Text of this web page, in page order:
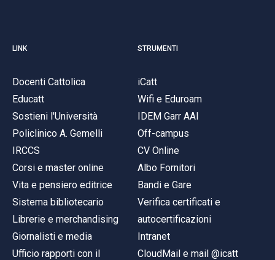
LINK
Docenti Cattolica
Educatt
Sostieni l'Università
Policlinico A. Gemelli
IRCCS
Corsi e master online
Vita e pensiero editrice
Sistema bibliotecario
Librerie e merchandising
Giornalisti e media
Ufficio rapporti con il
STRUMENTI
iCatt
Wifi e Eduroam
IDEM Garr AAI
Off-campus
CV Online
Albo Fornitori
Bandi e Gare
Verifica certificati e
autocertificazioni
Intranet
CloudMail e mail @icatt